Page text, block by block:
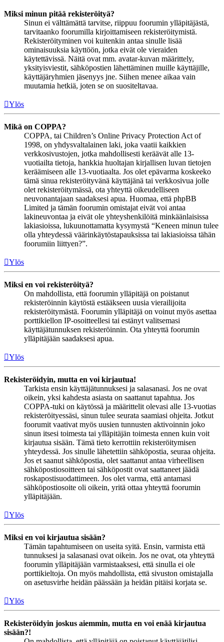
Miksi minun pitää rekisteröityä?
Sinun ei välttämättä tarvitse, riippuu foorumin ylläpitäjästä,
tarvitaanko foorumilla kirjoittamiseen rekisteröitymistä.
Rekisteröityminen voi kuitenkin antaa sinulle lisää
ominaisuuksia käyttöön, jotka eivät ole vieraiden
käytettävissä. Näitä ovat mm. avatar-kuvan määrittely,
yksityisviestit, sähköpostien lähettäminen muille käyttäjille,
käyttäjäryhmien jäsenyys jne. Siihen menee aikaa vain
muutamia hetkiä, joten se on suositeltavaa.
Ylös
Mikä on COPPA?
COPPA, tai Children’s Online Privacy Protection Act of
1998, on yhdysvaltalainen laki, joka vaatii kaikkien
verkkosivustojen, jotka mahdollisesti keräävät alle 13-
vuotiailta tietoja, hankkia huoltajan kirjallisen luvan tietojen
keräämiseen alle 13-vuotiaalta. Jos olet epävarma koskeeko
tämä sinua rekisteröityvänä käyttäjänä tai verkkosivua jolle
olet rekisteröitymässä, ota yhteyttä oikeudelliseen
neuvonantajaan saadaksesi apua. Huomaa, että phpBB
Limited ja tämän foorumin omistajat eivät voi antaa
lakineuvontaa ja eivät ole yhteyshenkilöitä minkäänlaisissa
lakiasioissa, lukuunottamatta kysymystä “Keneen minun tulee
olla yhteydessä väärinkäytöstapauksissa tai lakiasioissa tähän
foorumiin liittyen?”.
Ylös
Miksi en voi rekisteröityä?
On mahdollista, että foorumin ylläpitäjä on poistanut
rekisteröinnin käytöstä estääkseen uusia vierailijoita
rekisteröitymästä. Foorumin ylläpitäjä on voinut myös asettaa
porttikiellon IP-osoitteellesi tai estänyt valitsemasi
käyttäjätunnuksen rekisteröinnin. Ota yhteyttä foorumin
ylläpitäjään saadaksesi apua.
Ylös
Rekisteröidyin, mutta en voi kirjautua!
Tarkista ensin käyttäjätunnuksesi ja salasanasi. Jos ne ovat
oikein, yksi kahdesta asiasta on saattanut tapahtua. Jos
COPPA-tuki on käytössä ja määrittelit olevasi alle 13-vuotias
rekisteröityessäsi, sinun tulee seurata saamiasi ohjeita. Jotkut
foorumit vaativat myös uusien tunnusten aktivoinnin joko
sinun itsesi toimesta tai ylläpitäjän toimesta ennen kuin voit
kirjautua sisään. Tämä tieto kerrottiin rekisteröitymisen
yhteydessä. Jos sinulle lähetettiin sähköpostia, seuraa ohjeita.
Jos et saanut sähköpostia, olet saattanut antaa virheellisen
sähköpostiosoitteen tai sähköpostit ovat saattaneet jäädä
roskapostisuodattimeen. Jos olet varma, että antamasi
sähköpostiosoite oli oikein, yritä ottaa yhteyttä foorumin
ylläpitäjään.
Ylös
Miksi en voi kirjautua sisään?
Tämän tapahtumiseen on useita syitä. Ensin, varmista että
tunnuksesi ja salasanasi ovat oikein. Jos ne ovat, ota yhteyttä
foorumin ylläpitäjään varmistaaksesi, että sinulla ei ole
porttikieltoja. On myös mahdollista, että sivuston omistajalla
on asetusvirhe heidän päässään ja heidän pitäisi korjata se.
Ylös
Rekisteröidyin joskus aiemmin, mutta en voi enää kirjautua
sisään?!